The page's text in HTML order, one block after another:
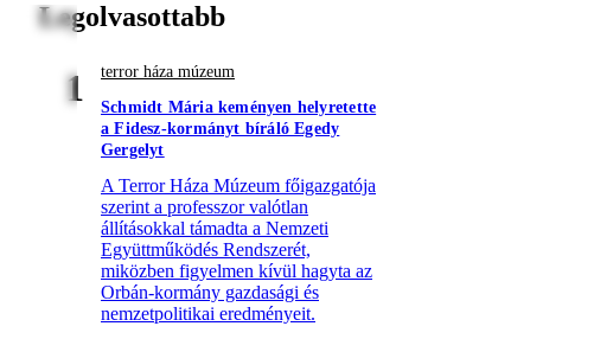
Legolvasottabb
1
terror háza múzeum
Schmidt Mária keményen helyretette
a Fidesz-kormányt bíráló Egedy
Gergelyt
A Terror Háza Múzeum főigazgatója
szerint a professzor valótlan
állításokkal támadta a Nemzeti
Együttműködés Rendszerét,
miközben figyelmen kívül hagyta az
Orbán-kormány gazdasági és
nemzetpolitikai eredményeit.